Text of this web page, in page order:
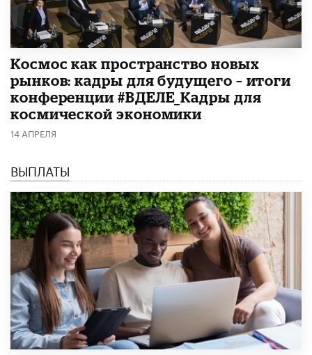
Космос как пространство новых
рынков: кадры для будущего – итоги
конференции #ВДЕЛЕ_Кадры для
космической экономики
14 АПРЕЛЯ
ВЫПЛАТЫ